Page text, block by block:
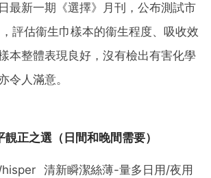
最新一期《選擇》月刊，公布測試市
評估衞生巾樣本的衞生程度、吸收效
本整體表現良好，沒有檢出有害化學
令人滿意。
正之選（日間和晚間需要）
清新瞬潔絲薄-量多日用/夜用